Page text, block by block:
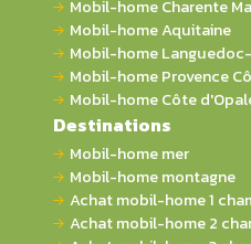
Mobil-home Charente
Mobil-home Aquitaine
Mobil-home
Mobil-home Provence
Mobil-home Côte
Destinations
Mobil-home mer
Mobil-home montagne
Achat mobil-home 1
Achat mobil-home 2